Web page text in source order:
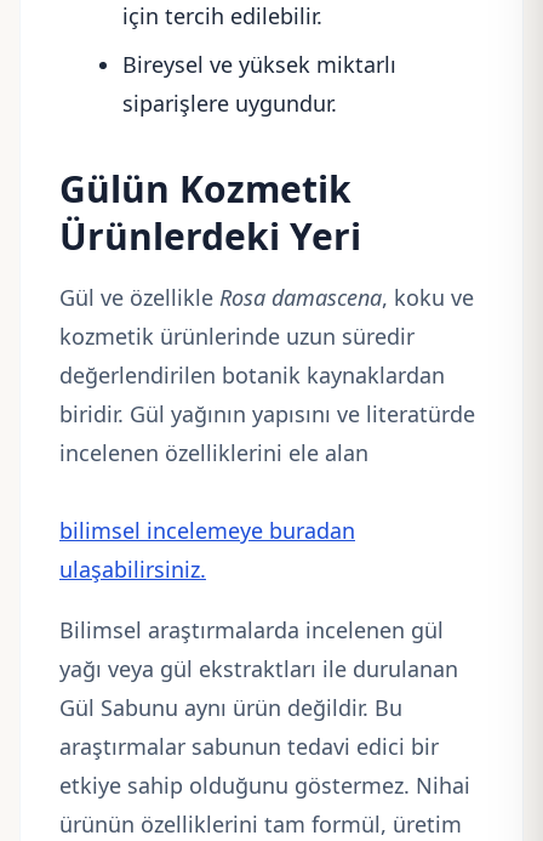
için tercih edilebilir.
Bireysel ve yüksek miktarlı
siparişlere uygundur.
Gülün Kozmetik
Ürünlerdeki Yeri
Gül ve özellikle Rosa damascena, koku ve
kozmetik ürünlerinde uzun süredir
değerlendirilen botanik kaynaklardan
biridir. Gül yağının yapısını ve literatürde
incelenen özelliklerini ele alan
bilimsel incelemeye buradan
ulaşabilirsiniz.
Bilimsel araştırmalarda incelenen gül
yağı veya gül ekstraktları ile durulanan
Gül Sabunu aynı ürün değildir. Bu
araştırmalar sabunun tedavi edici bir
etkiye sahip olduğunu göstermez. Nihai
ürünün özelliklerini tam formül, üretim